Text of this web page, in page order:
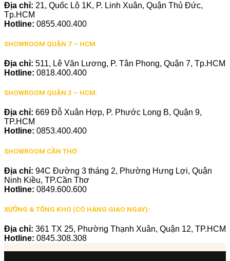
Địa chỉ: 21, Quốc Lộ 1K, P. Linh Xuân, Quận Thủ Đức,
Tp.HCM
Hotline: 0855.400.400
SHOWROOM QUẬN 7 – HCM
Địa chỉ: 511, Lê Văn Lương, P. Tân Phong, Quận 7, Tp.HCM
Hotline: 0818.400.400
SHOWROOM QUẬN 2 – HCM:
Địa chỉ: 669 Đỗ Xuân Hợp, P. Phước Long B, Quận 9,
TP.HCM
Hotline: 0853.400.400
SHOWROOM CẦN THƠ:
Địa chỉ: 94C Đường 3 tháng 2, Phường Hưng Lợi, Quận
Ninh Kiều, TP.Cần Thơ
Hotline: 0849.600.600
XƯỞNG & TỔNG KHO (CÓ HÀNG GIAO NGAY):
Địa chỉ: 361 TX 25, Phường Thạnh Xuân, Quận 12, TP.HCM
Hotline: 0845.308.308